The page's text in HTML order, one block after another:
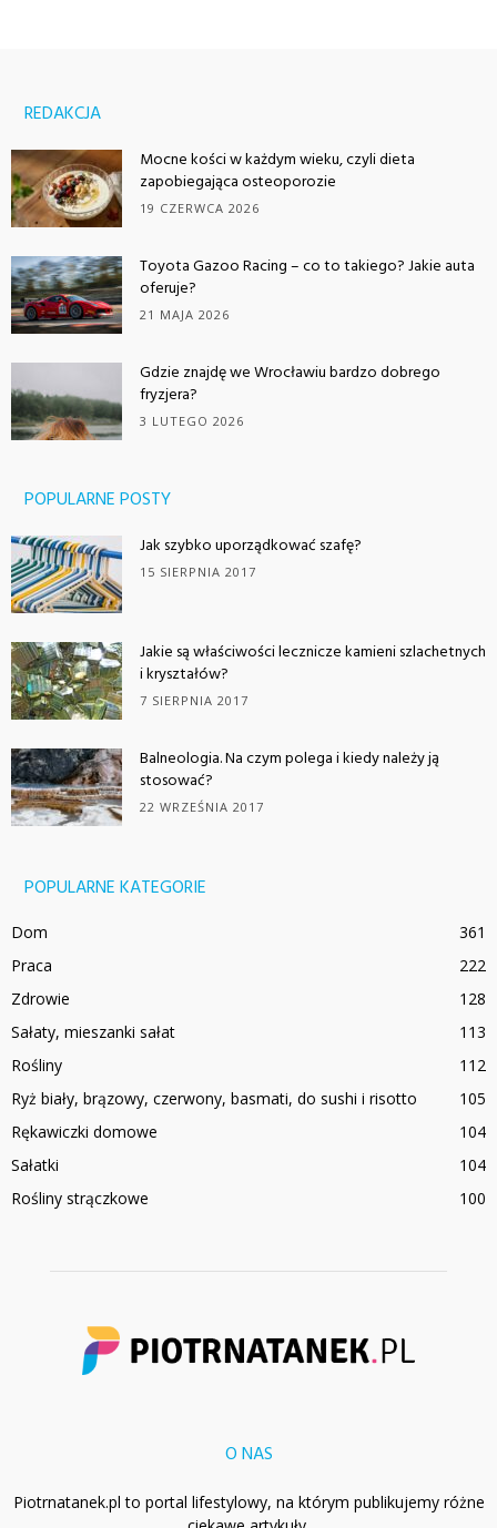
REDAKCJA
Mocne kości w każdym wieku, czyli dieta
zapobiegająca osteoporozie
19 CZERWCA 2026
Toyota Gazoo Racing – co to takiego? Jakie auta
oferuje?
21 MAJA 2026
Gdzie znajdę we Wrocławiu bardzo dobrego
fryzjera?
3 LUTEGO 2026
POPULARNE POSTY
Jak szybko uporządkować szafę?
15 SIERPNIA 2017
Jakie są właściwości lecznicze kamieni szlachetnych
i kryształów?
7 SIERPNIA 2017
Balneologia. Na czym polega i kiedy należy ją
stosować?
22 WRZEŚNIA 2017
POPULARNE KATEGORIE
Dom
361
Praca
222
Zdrowie
128
Sałaty, mieszanki sałat
113
Rośliny
112
Ryż biały, brązowy, czerwony, basmati, do sushi i risotto
105
Rękawiczki domowe
104
Sałatki
104
Rośliny strączkowe
100
O NAS
Piotrnatanek.pl to portal lifestylowy, na którym publikujemy różne